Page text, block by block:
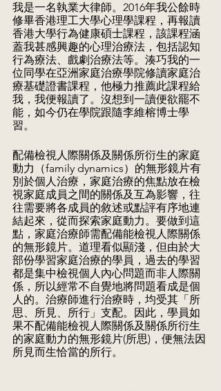
我是一名執業大律師。2016年我公餘時
修畢香港理工大學心理學課程，再報讀
香港大學行為健康碩士課程，該課程涵
蓋我甚感興趣的心理治療法，包括認知
行為療法、戲劇治療法等。湊巧我的一
位同學在亞洲家庭治療學院修讀家庭治
療基礎證書課程，他極力推薦此課程給
我，我便報讀了。沒想到一讀便欲罷不
能，如今仍在學院跟隨李維榕博士學
習。
配備檢視人際關係及關係所衍生的家庭
動力（family dynamics）的無形鏡片有
別於個人治療，家庭治療的焦點放在檢
視家庭成員之間的關係及互為影響，往
往需要將各成員的敘述或點評有序地連
結起來，從而探索家庭動力。要做到這
點，家庭治療師需配備能檢視人際關係
的無形鏡片。道理看似顯淺，但由於大
部份學習家庭治療的學員，過去的學習
都是集中檢視個人內心問題而非人際關
係，所以經常不自覺地將問題看成是個
人的。治療師進行治療時，均受其「所
思、所見、所行」支配。因此，學員如
果不配備能檢視人際關係及關係所衍生
的家庭動力的無形鏡片(所思)，便無法因
所見而生恰當的所行。